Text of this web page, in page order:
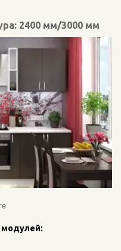
2400 мм/3000 мм
модулей: